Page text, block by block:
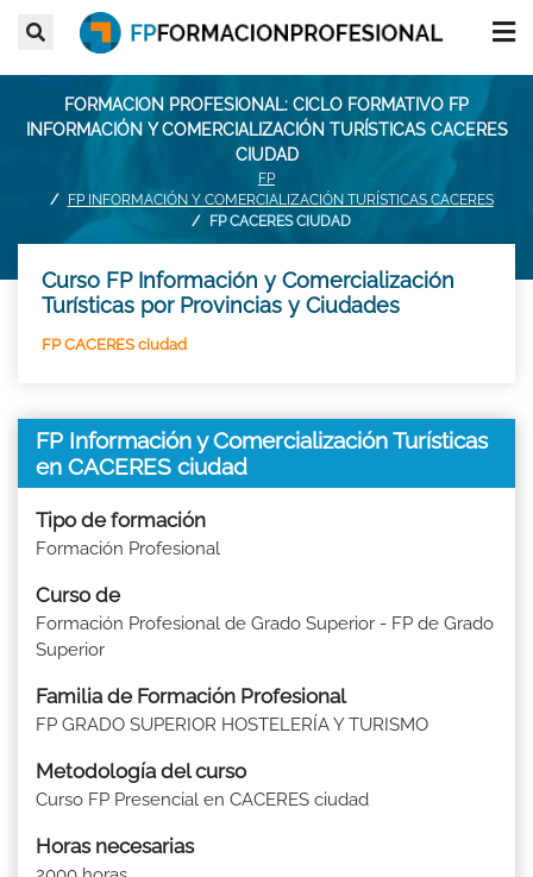
FORMACION PROFESIONAL: CICLO FORMATIVO FP
INFORMACIÓN Y COMERCIALIZACIÓN TURÍSTICAS CACERES
CIUDAD
FP
FP INFORMACIÓN Y COMERCIALIZACIÓN TURÍSTICAS CACERES
FP CACERES CIUDAD
Curso FP Información y Comercialización
Turísticas por Provincias y Ciudades
FP CACERES ciudad
FP Información y Comercialización Turísticas
en CACERES ciudad
Tipo de formación
Formación Profesional
Curso de
Formación Profesional de Grado Superior - FP de Grado
Superior
Familia de Formación Profesional
FP GRADO SUPERIOR HOSTELERÍA Y TURISMO
Metodología del curso
Curso FP Presencial en CACERES ciudad
Horas necesarias